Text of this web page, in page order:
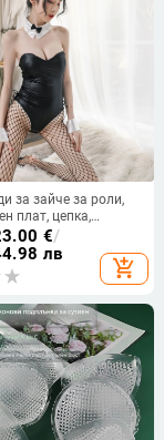
за зайче за роли,
плат, цепка,
90% €/
лв
add_shopping_cart